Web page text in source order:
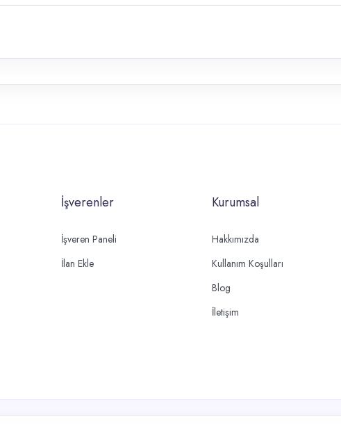
İşverenler
İşveren Paneli
İlan Ekle
Kurumsal
Hakkımızda
Kullanım Koşulları
Blog
İletişim